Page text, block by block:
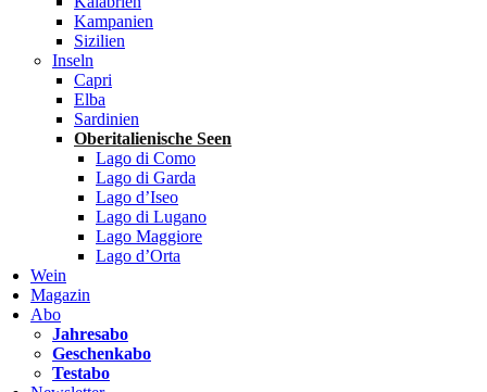
Kampanien
Sizilien
Inseln
Capri
Elba
Sardinien
Oberitalienische Seen
Lago di Como
Lago di Garda
Lago d’Iseo
Lago di Lugano
Lago Maggiore
Lago d’Orta
Wein
Magazin
Abo
Jahresabo
Geschenkabo
Testabo